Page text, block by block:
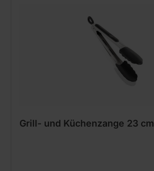
Grill- und Küchenzange 23 cm